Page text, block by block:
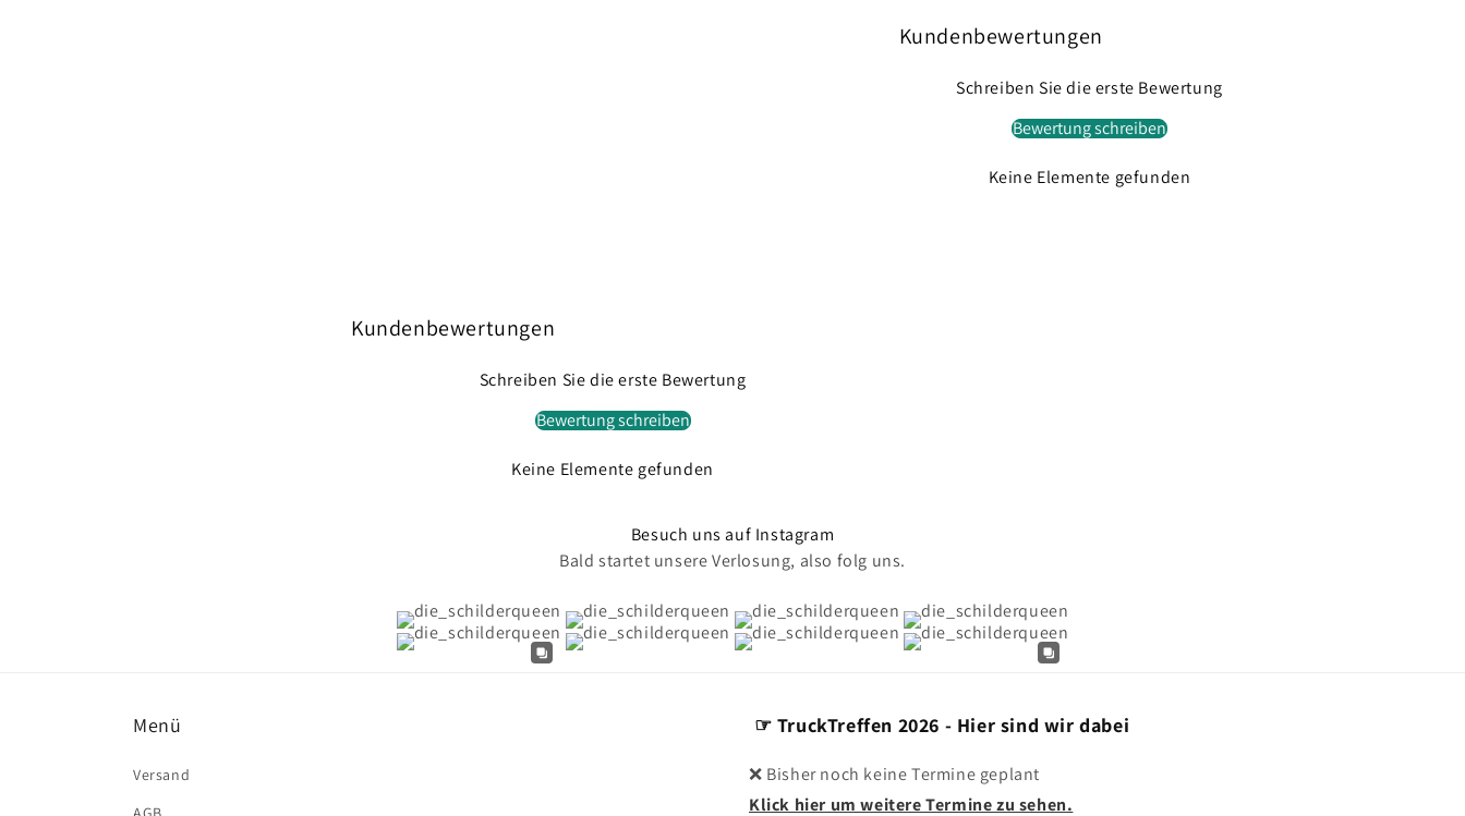
Kundenbewertungen
Schreiben Sie die erste Bewertung
Bewertung schreiben
Keine Elemente gefunden
Kundenbewertungen
Schreiben Sie die erste Bewertung
Bewertung schreiben
Keine Elemente gefunden
Besuch uns auf Instagram
Bald startet unsere Verlosung, also folg uns.
Menü
Versand
☞ TruckTreffen 2026 - Hier sind wir dabei
❌ Bisher noch keine Termine geplant
Klick hier um weitere Termine zu sehen.